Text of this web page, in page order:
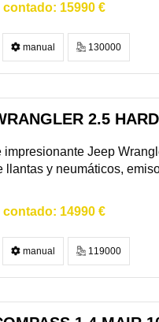
15990 €
manual 130000
2.5
impresionante Jeep
llantas y neumáticos,
14990 €
manual 119000